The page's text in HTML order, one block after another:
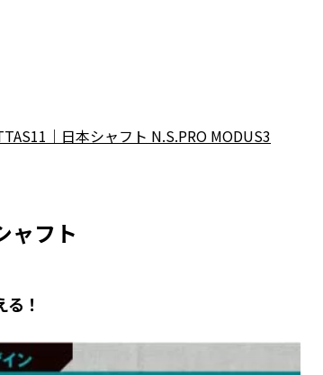
｜日本シャフト N.S.PRO MODUS3
ャフト
！